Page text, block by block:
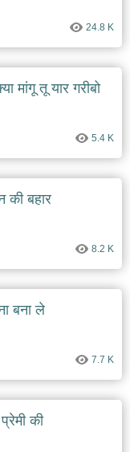
24.8 K
मांगू तू यार गरीबो
5.4 K
की बहार
8.2 K
बना ले
7.7 K
की